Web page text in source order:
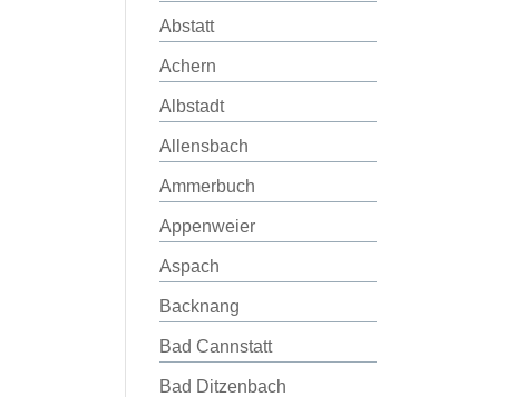
Abstatt
Achern
Albstadt
Allensbach
Ammerbuch
Appenweier
Aspach
Backnang
Bad Cannstatt
Bad Ditzenbach